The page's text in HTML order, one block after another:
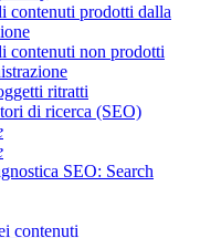
contenuti prodotti dalla
contenuti non prodotti
ritratti
di ricerca (SEO)
SEO: Search
contenuti